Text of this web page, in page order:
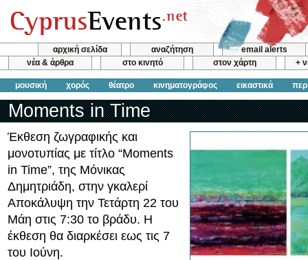
αρχική σελίδα αναζήτηση
email alerts
νέα & άρθρα
στο κινητό στον χάρτη +
μουσική χορός θέατρο κινηματογράφος εικαστικά
Moments in Time
Έκθεση ζωγραφικής και
μονοτυπίας με τίτλο “Moments
in Time”, της Μόνικας
Δημητριάδη, στην γκαλερί
Αποκάλυψη την Τετάρτη 22 του
Μάη στις 7:30 το βράδυ. Η
έκθεση θα διαρκέσει εως τις 7
του Ιούνη.